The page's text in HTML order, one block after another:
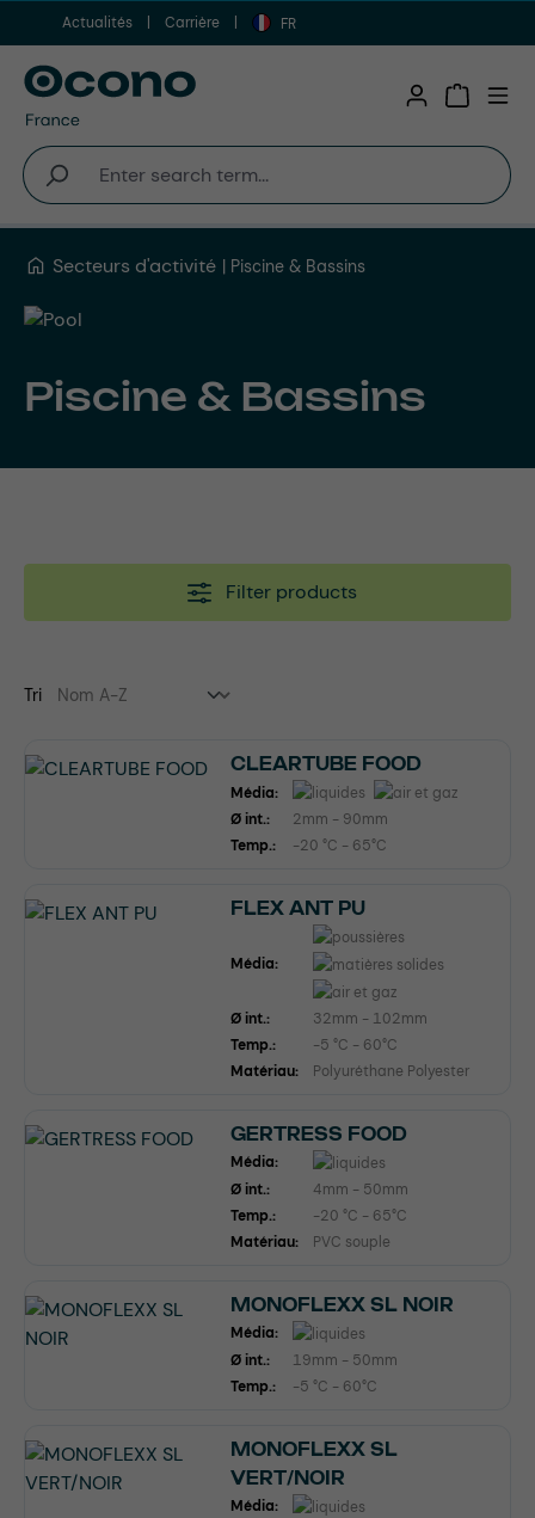
Aller au contenu principal
Actualités Carrière FR
Secteurs d'activité Piscine & Bassins
Piscine & Bassins
Filter products
Tri
CLEARTUBE FOOD
Média:
Ø int.:
2mm - 90mm
Temp.:
-20 °C - 65°C
FLEX ANT PU
Média:
Ø int.:
32mm - 102mm
Temp.:
-5 °C - 60°C
Matériau:
Polyuréthane Polyester
GERTRESS FOOD
Média:
Ø int.:
4mm - 50mm
Temp.:
-20 °C - 65°C
Matériau:
PVC souple
MONOFLEXX SL NOIR
Média:
Ø int.:
19mm - 50mm
Temp.:
-5 °C - 60°C
MONOFLEXX SL
VERT/NOIR
Média: